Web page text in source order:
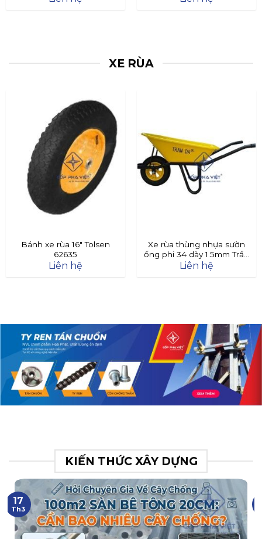
XE RÙA
Bánh xe rùa 16″ Tolsen
62635
Liên hệ
Xe rùa thùng nhựa sườn
ống phi 34 dày 1.5mm Trần
Đà
Liên hệ
KIẾN THỨC XÂY DỰNG
17
Th3